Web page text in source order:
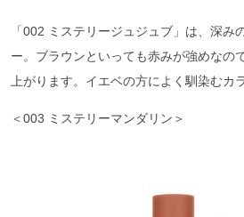
「002 ミステリージュジュブ」は、深み
ー。ブラウンといっても赤みが強めなの
上がります。イエベの方によく馴染むカ
＜003 ミステリーマンダリン＞